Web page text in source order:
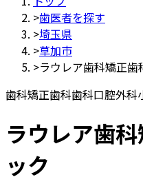
>歯医者を探す
>埼玉県
>草加市
>ラウレア歯科矯正歯
歯科矯正歯科歯科口腔外科
ラウレア歯
ック